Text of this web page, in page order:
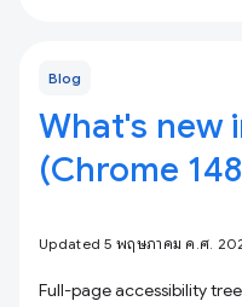
Blog
What's new
(Chrome
Updated 5 พฤษภาคม ค.ศ.
Full-page accessibility